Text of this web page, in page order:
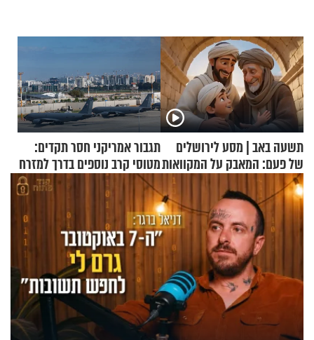
תשעה באב | מסע לירושלים
של פעם: המאבק על המקוואות
תגבור אמריקני חסר תקדים:
מטוסי קרב נוספים בדרך למזרח
התיכון